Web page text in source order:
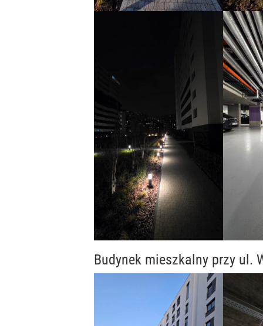
Budynek mieszkalny przy ul.